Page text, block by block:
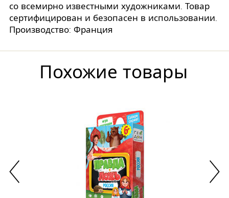
со всемирно известными художниками. Товар
сертифицирован и безопасен в использовании.
Производство: Франция
Похожие товары